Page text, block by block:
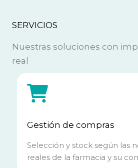
SERVICIOS
Nuestras soluciones con
real
Gestión de compras
Selección y stock según las
reales de la farmacia y su